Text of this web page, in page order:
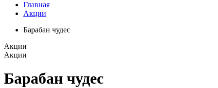
Главная
Акции
Барабан чудес
Акции
Акции
Барабан чудес